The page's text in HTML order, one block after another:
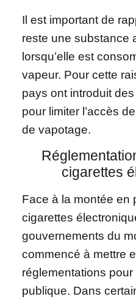
Il est important de
reste une substance
lorsqu’elle est
vapeur. Pour cette
pays ont introduit
pour limiter l’accès
de vapotage.
cigarettes
Face à la montée en
cigarettes
gouvernements du
commencé à mettre
réglementations
publique. Dans